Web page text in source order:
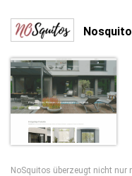
NoSquitos überzeugt nicht